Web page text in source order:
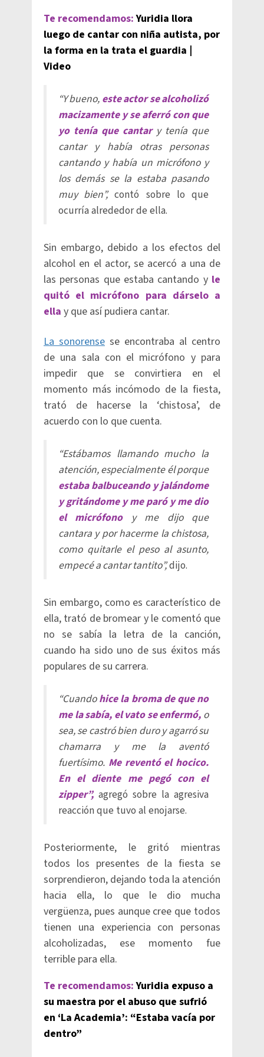
Te recomendamos: Yuridia llora
luego de cantar con niña autista, por
la forma en la trata el guardia |
Video
“Y bueno, este actor se alcoholizó
macizamente y se aferró con que
yo tenía que cantary tenía que
cantar y había otras personas
cantando y había un micrófono y
los demás se la estaba pasando
muy bien”,contó sobre lo que
ocurría alrededor de ella.
Sin embargo, debido a los efectos del
alcohol en el actor, se acercó a una de
las personas que estaba cantando yle
quitó el micrófono para dárselo a
ella y que así pudiera cantar.
La sonorense se encontraba al centro
de una sala con el micrófono y para
impedir que se convirtiera en el
momento más incómodo de la fiesta,
trató de hacerse la ‘chistosa’, de
acuerdo con lo que cuenta.
“Estábamos llamando mucho la
atención, especialmente él porque
estaba balbuceando y jalándome
y gritándome yme paró y me dio
el micrófonoy me dijo que
cantara y por hacerme la chistosa,
como quitarle el peso al asunto,
empecé a cantar tantito”,dijo.
Sin embargo, como es característico de
ella, trató de bromear y le comentó que
no se sabía la letra de la canción,
cuando ha sido uno de sus éxitos más
populares de su carrera.
“Cuandohice la broma de que no
me la sabía, el vato se enfermó, o
sea, se castró bien duro y agarró su
chamarra y me la aventó
fuertísimo. Me reventó el hocico.
En el diente me pegó con el
zipper”, agregó sobre la agresiva
reacción que tuvo al enojarse.
Posteriormente, le gritó mientras
todos los presentes de la fiesta se
sorprendieron, dejando toda la atención
hacia ella, lo que le dio mucha
vergüenza, pues aunque cree que todos
tienen una experiencia con personas
alcoholizadas, ese momento fue
terrible para ella.
Te recomendamos: Yuridia expuso a
su maestra por el abuso que sufrió
en ‘La Academia’: “Estaba vacía por
dentro”